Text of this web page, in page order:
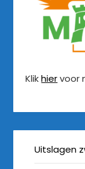
Klikhiervoor
Uitslagen